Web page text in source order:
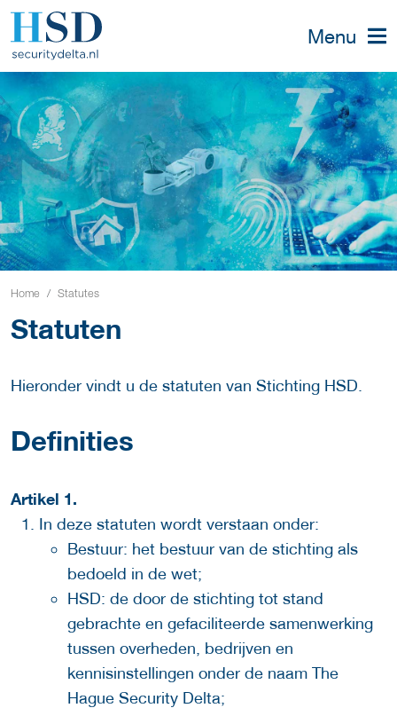
Menu
Home Statutes
Statuten
Hieronder vindt u de statuten van Stichting HSD.
Definities
Artikel 1.
In deze statuten wordt verstaan onder:
Bestuur: het bestuur van de stichting als
bedoeld in de wet;
HSD: de door de stichting tot stand
gebrachte en gefaciliteerde samenwerking
tussen overheden, bedrijven en
kennisinstellingen onder de naam The
Hague Security Delta;